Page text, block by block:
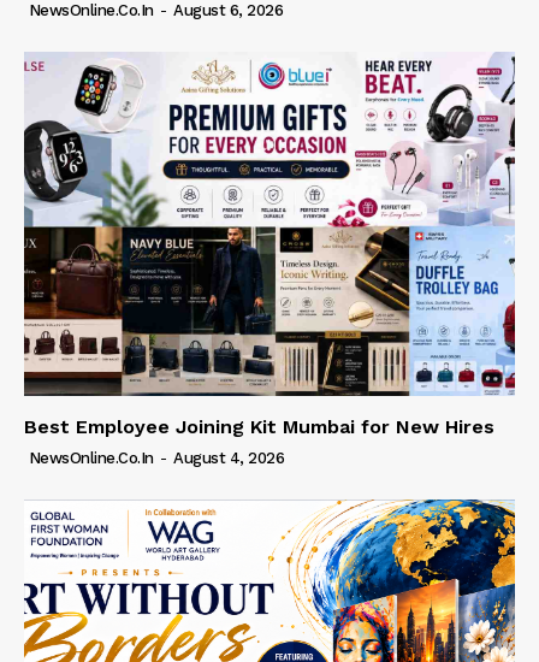
NewsOnline.co.in - August 6, 2026
Best Employee Joining Kit Mumbai for New Hires
NewsOnline.co.in - August 4, 2026